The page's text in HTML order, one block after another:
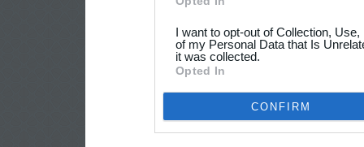
I want to opt-out of Collection,
of my Personal Data that Is
it was collected.
Opted In
CONFIRM